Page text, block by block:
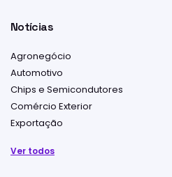
Notícias
Agronegócio
Automotivo
Chips e Semicondutores
Comércio Exterior
Exportação
Ver todos